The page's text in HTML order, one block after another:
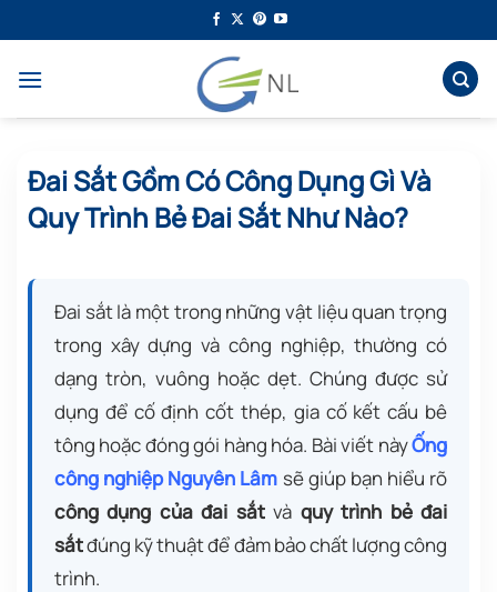
qua
dung
Đai Sắt Gồm Có Công Dụng Gì Và
Quy Trình Bẻ Đai Sắt Như Nào?
Đai sắt là một trong những vật liệu quan trọng
trong xây dựng và công nghiệp, thường có
dạng tròn, vuông hoặc dẹt. Chúng được sử
dụng để cố định cốt thép, gia cố kết cấu bê
tông hoặc đóng gói hàng hóa. Bài viết nàyỐng
công nghiệp Nguyên Lâm sẽ giúp bạn hiểu rõ
công dụng của đai sắtvà quy trình bẻ đai
sắtđúng kỹ thuật để đảm bảo chất lượng công
trình.